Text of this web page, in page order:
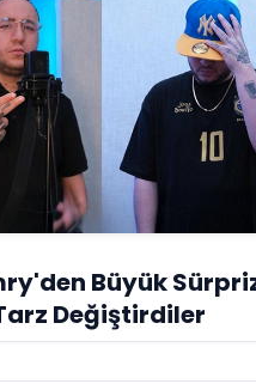
Büyük
Değiştirdiler